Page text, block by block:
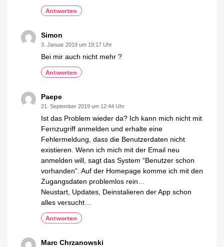
Antworten
Simon
3. Januar 2019 um 19:17 Uhr
Bei mir auch nicht mehr ?
Antworten
Paepe
21. September 2019 um 12:44 Uhr
Ist das Problem wieder da? Ich kann mich nicht mit
Fernzugriff anmelden und erhalte eine
Fehlermeldung, dass die Benutzerdaten nicht
existieren. Wenn ich mich mit der Email neu
anmelden will, sagt das System “Benutzer schon
vorhanden”. Auf der Homepage komme ich mit den
Zugangsdaten problemlos rein…
Neustart, Updates, Deinstalieren der App schon
alles versucht…
Antworten
Marc Chrzanowski